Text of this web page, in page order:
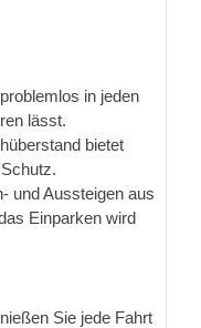
in jeden
lässt.
bietet
und Aussteigen aus
Einparken wird
Sie jede Fahrt